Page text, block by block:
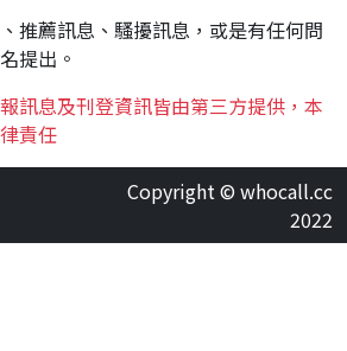
推薦訊息、騷擾訊息，或是有任何問
提出。
訊息及刊登資訊皆由第三方提供，本
責任
Copyright © whocall.cc
2022